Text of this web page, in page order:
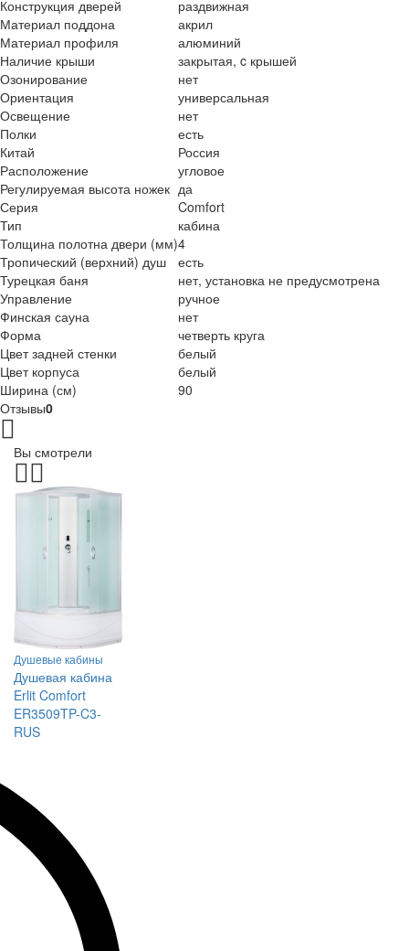
Конструкция дверей
раздвижная
Материал поддона
акрил
Материал профиля
алюминий
Наличие крыши
закрытая, c крышей
Озонирование
нет
Ориентация
универсальная
Освещение
нет
Полки
есть
Китай
Россия
Расположение
угловое
Регулируемая высота ножек да
Серия
Comfort
Тип
кабина
Толщина полотна двери (мм)4
Тропический (верхний) душ
есть
Турецкая баня
нет, установка не предусмотрена
Управление
ручное
Финская сауна
нет
Форма
четверть круга
Цвет задней стенки
белый
Цвет корпуса
белый
Ширина (см)
90
Отзывы0
Вы смотрели
Душевые кабины
Душевая кабина
Erlit Comfort
ER3509TP-C3-
RUS